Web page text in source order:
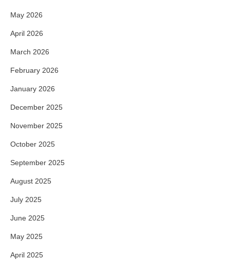
May 2026
April 2026
March 2026
February 2026
January 2026
December 2025
November 2025
October 2025
September 2025
August 2025
July 2025
June 2025
May 2025
April 2025